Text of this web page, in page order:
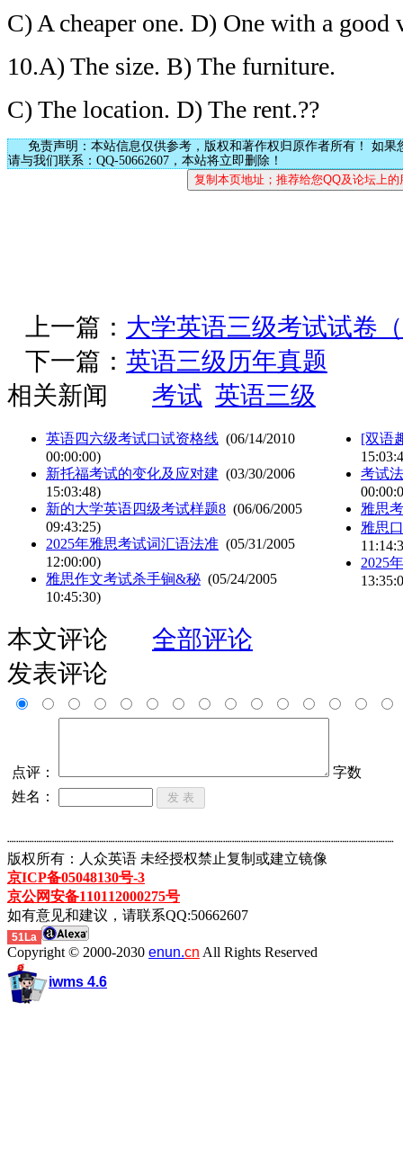
C) A cheaper one. D) One with a good
10.A) The size. B) The furniture.
C) The location. D) The rent.??
免责声明：本站信息仅供参考，版权和著作权归原作者所有！ 如果
请与我们联系：QQ-50662607，本站将立即删除！
上一篇： 大学英语三级考试试卷
下一篇： 英语三级历年真题
相关新闻
考试 英语三级
英语四六级考试口试资格线 (06/14/2010
00:00:00)
新托福考试的变化及应对建 (03/30/2006
15:03:48)
新的大学英语四级考试样题8 (06/06/2005
09:43:25)
2025年雅思考试词汇语法准 (05/31/2005
12:00:00)
雅思作文考试杀手锏&秘 (05/24/2005
10:45:30)
[双语
考试
雅思
雅思
2025
本文评论
全部评论
发表评论
点评：
字数
姓名：
┈┈┈┈┈┈┈┈┈┈┈┈┈┈┈┈┈┈┈┈┈┈┈┈┈┈┈┈┈┈┈┈┈┈┈┈┈┈┈┈┈┈┈
版权所有：人众英语 未经授权禁止复制或建立镜像
京ICP备05048130号-3
京公网安备110112000275号
如有意见和建议，请联系QQ:50662607
51La
Copyright © 2000-2030 enun.cn All Rights Reserved
iwms 4.6